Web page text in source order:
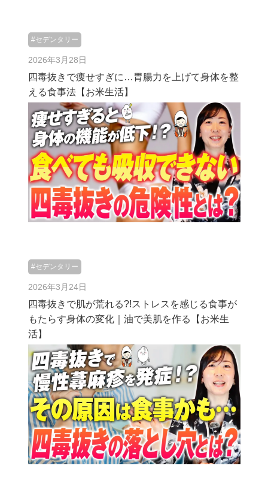
#セデンタリー
2026年3月28日
四毒抜きで痩せすぎに…胃腸力を上げて身体を整
える食事法【お米生活】
#セデンタリー
2026年3月24日
四毒抜きで肌が荒れる?!ストレスを感じる食事が
もたらす身体の変化｜油で美肌を作る【お米生
活】